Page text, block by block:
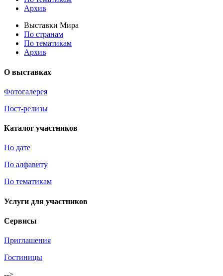
Архив
Выставки Мира
По странам
По тематикам
Архив
О выставках
Фотогалерея
Пост-релизы
Каталог участников
По дате
По алфавиту
По тематикам
Услуги для участников
Сервисы
Приглашения
Гостиницы